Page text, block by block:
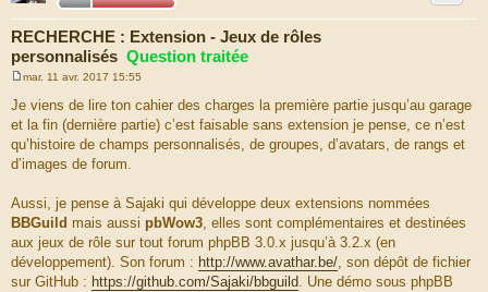
RECHERCHE : Extension - Jeux de rôles
personnalisés Question traitée
e
s
a
g
e
mar. 11 avr. 2017 15:55
Je viens de lire ton cahier des charges la première partie jusqu’au garage
et la fin (dernière partie) c’est faisable sans extension je pense, ce n’est
qu’histoire de champs personnalisés, de groupes, d’avatars, de rangs et
d’images de forum.
Aussi, je pense à Sajaki qui développe deux extensions nommées
BBGuild mais aussi pbWow3, elles sont complémentaires et destinées
aux jeux de rôle sur tout forum phpBB 3.0.x jusqu’à 3.2.x (en
développement). Son forum : http://www.avathar.be/, son dépôt de fichier
sur GitHub : https://github.com/Sajaki/bbguild. Une démo sous phpBB